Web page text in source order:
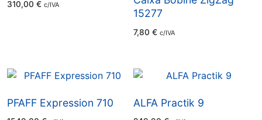
310,00 € c/IVA
15277
7,80 € c/IVA
PFAFF Expression 710 ALFA Practik 9